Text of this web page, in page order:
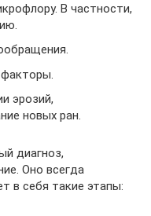
В частности,
эрозий,
новых ран.
диагноз,
Оно всегда
в себя такие этапы: